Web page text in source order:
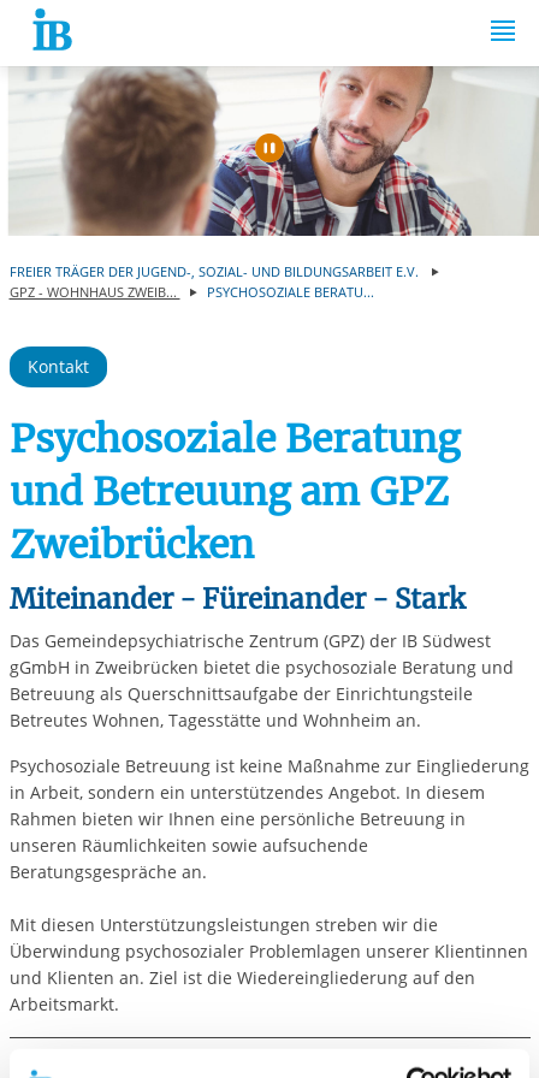
Springe zum Inhalt
Automatische
FREIER TRÄGER DER JUGEND-, SOZIAL- UND BILDUNGSARBEIT E.V.
GPZ - WOHNHAUS ZWEIB...
PSYCHOSOZIALE BERATU...
Kontakt
Psychosoziale Beratung
und Betreuung am GPZ
Zweibrücken
Miteinander - Füreinander - Stark
Das Gemeindepsychiatrische Zentrum (GPZ) der IB Südwest
gGmbH in Zweibrücken bietet die psychosoziale Beratung und
Betreuung als Querschnittsaufgabe der Einrichtungsteile
Betreutes Wohnen, Tagesstätte und Wohnheim an.
Psychosoziale Betreuung ist keine Maßnahme zur Eingliederung
in Arbeit, sondern ein unterstützendes Angebot. In diesem
Rahmen bieten wir Ihnen eine persönliche Betreuung in
unseren Räumlichkeiten sowie aufsuchende
Beratungsgespräche an.
Mit diesen Unterstützungsleistungen streben wir die
Überwindung psychosozialer Problemlagen unserer Klientinnen
und Klienten an. Ziel ist die Wiedereingliederung auf den
Arbeitsmarkt.